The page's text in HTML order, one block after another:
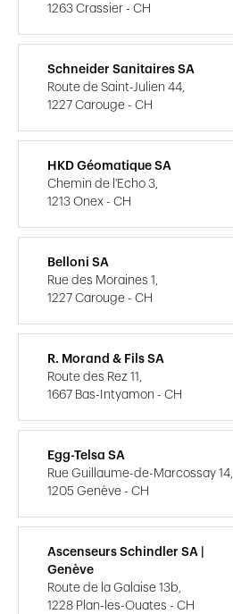
1263 Crassier - CH
Schneider Sanitaires SA
Route de Saint-Julien 44,
1227 Carouge - CH
HKD Géomatique SA
Chemin de l'Echo 3,
1213 Onex - CH
Belloni SA
Rue des Moraines 1,
1227 Carouge - CH
R. Morand & Fils SA
Route des Rez 11,
1667 Bas-Intyamon - CH
Egg-Telsa SA
Rue Guillaume-de-Marcossay 14,
1205 Genève - CH
Ascenseurs Schindler SA |
Genève
Route de la Galaise 13b,
1228 Plan-les-Ouates - CH